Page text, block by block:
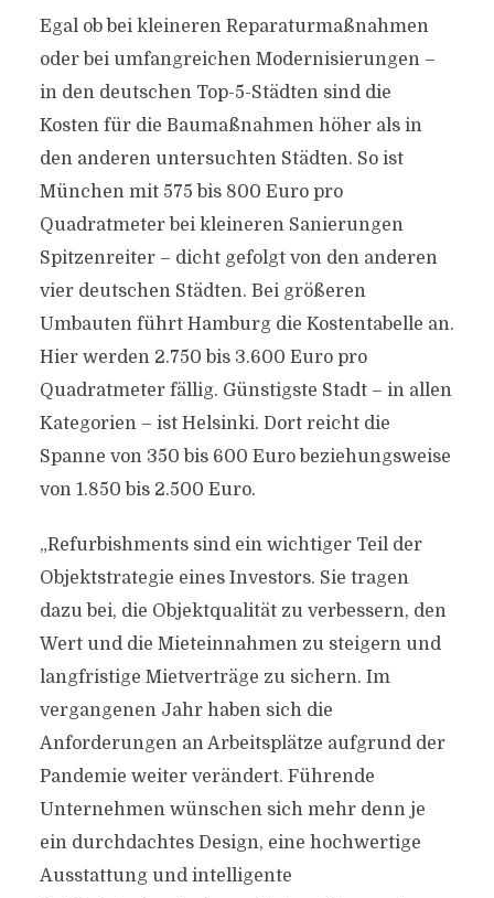
Egal ob bei kleineren Reparaturmaßnahmen
oder bei umfangreichen Modernisierungen –
in den deutschen Top-5-Städten sind die
Kosten für die Baumaßnahmen höher als in
den anderen untersuchten Städten. So ist
München mit 575 bis 800 Euro pro
Quadratmeter bei kleineren Sanierungen
Spitzenreiter – dicht gefolgt von den anderen
vier deutschen Städten. Bei größeren
Umbauten führt Hamburg die Kostentabelle an.
Hier werden 2.750 bis 3.600 Euro pro
Quadratmeter fällig. Günstigste Stadt – in allen
Kategorien – ist Helsinki. Dort reicht die
Spanne von 350 bis 600 Euro beziehungsweise
von 1.850 bis 2.500 Euro.
„Refurbishments sind ein wichtiger Teil der
Objektstrategie eines Investors. Sie tragen
dazu bei, die Objektqualität zu verbessern, den
Wert und die Mieteinnahmen zu steigern und
langfristige Mietverträge zu sichern. Im
vergangenen Jahr haben sich die
Anforderungen an Arbeitsplätze aufgrund der
Pandemie weiter verändert. Führende
Unternehmen wünschen sich mehr denn je
ein durchdachtes Design, eine hochwertige
Ausstattung und intelligente